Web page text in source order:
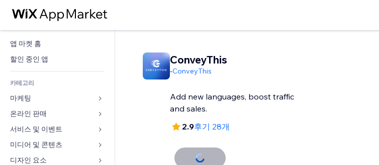
앱 마켓 홈
할인 중인 앱
카테고리
마케팅
광고
모바일
사이트 통계
온라인 판매
쇼핑몰 관련 앱
배송
판매 버튼
서비스 및 이벤트
호텔
이벤트
미디어 및 콘텐츠
갤러리
디자인 요소
ConveyThis
-ConveyThis
Add new languages, boost traffic
and sales.
2.9후기 28개